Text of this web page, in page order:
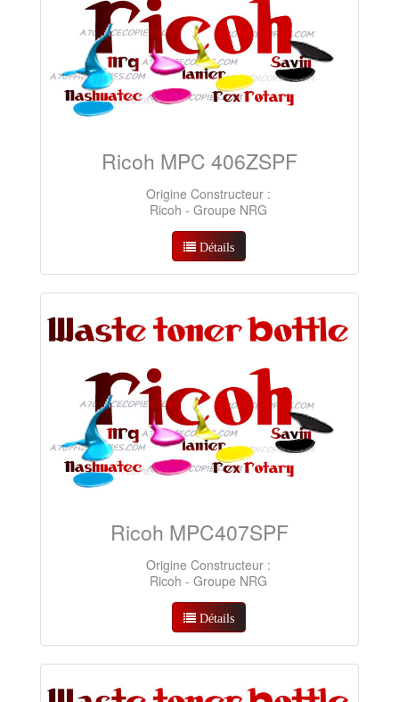
Ricoh MPC 406ZSPF
Origine Constructeur :
Ricoh - Groupe NRG
Détails
Ricoh MPC407SPF
Origine Constructeur :
Ricoh - Groupe NRG
Détails